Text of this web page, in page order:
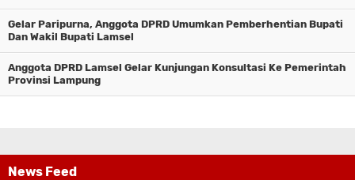
Gelar Paripurna, Anggota DPRD Umumkan Pemberhentian Bupati
Dan Wakil Bupati Lamsel
Anggota DPRD Lamsel Gelar Kunjungan Konsultasi Ke Pemerintah
Provinsi Lampung
News Feed